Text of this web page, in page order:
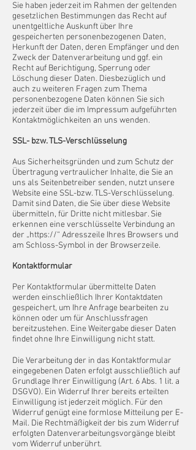
Sie haben jederzeit im Rahmen der geltenden
gesetzlichen Bestimmungen das Recht auf
unentgeltliche Auskunft über Ihre
gespeicherten personenbezogenen Daten,
Herkunft der Daten, deren Empfänger und den
Zweck der Datenverarbeitung und ggf. ein
Recht auf Berichtigung, Sperrung oder
Löschung dieser Daten. Diesbezüglich und
auch zu weiteren Fragen zum Thema
personenbezogene Daten können Sie sich
jederzeit über die im Impressum aufgeführten
Kontaktmöglichkeiten an uns wenden.
SSL- bzw. TLS-Verschlüsselung
Aus Sicherheitsgründen und zum Schutz der
Übertragung vertraulicher Inhalte, die Sie an
uns als Seitenbetreiber senden, nutzt unsere
Website eine SSL-bzw. TLS-Verschlüsselung.
Damit sind Daten, die Sie über diese Website
übermitteln, für Dritte nicht mitlesbar. Sie
erkennen eine verschlüsselte Verbindung an
der „https://“ Adresszeile Ihres Browsers und
am Schloss-Symbol in der Browserzeile.
Kontaktformular
Per Kontaktformular übermittelte Daten
werden einschließlich Ihrer Kontaktdaten
gespeichert, um Ihre Anfrage bearbeiten zu
können oder um für Anschlussfragen
bereitzustehen. Eine Weitergabe dieser Daten
findet ohne Ihre Einwilligung nicht statt.
Die Verarbeitung der in das Kontaktformular
eingegebenen Daten erfolgt ausschließlich auf
Grundlage Ihrer Einwilligung (Art. 6 Abs. 1 lit. a
DSGVO). Ein Widerruf Ihrer bereits erteilten
Einwilligung ist jederzeit möglich. Für den
Widerruf genügt eine formlose Mitteilung per E-
Mail. Die Rechtmäßigkeit der bis zum Widerruf
erfolgten Datenverarbeitungsvorgänge bleibt
vom Widerruf unberührt.